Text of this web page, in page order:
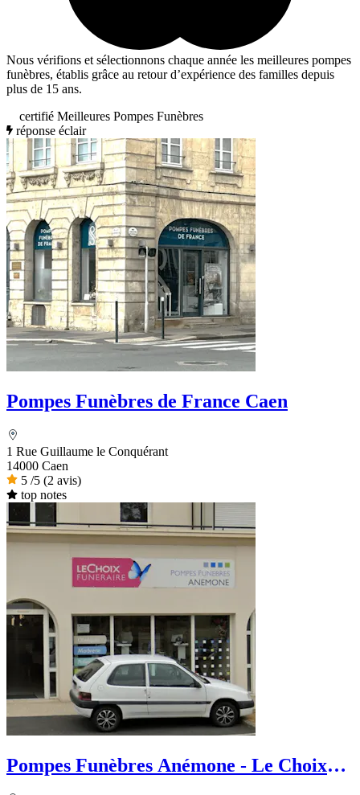
Nous vérifions et sélectionnons chaque année les meilleures pompes
funèbres, établis grâce au retour d’expérience des familles depuis
plus de 15 ans.
certifié Meilleures Pompes Funèbres
réponse éclair
Pompes Funèbres de France Caen
1 Rue Guillaume le Conquérant
14000 Caen
5 /5 (2 avis)
top notes
Pompes Funèbres Anémone - Le Choix